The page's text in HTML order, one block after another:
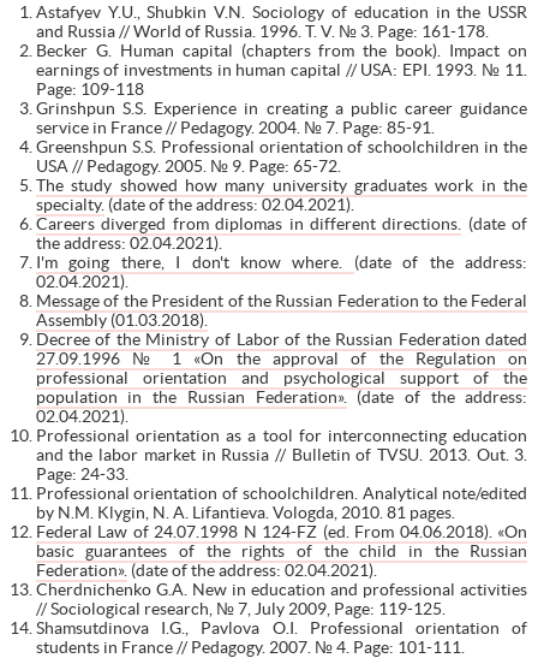
Astafyev Y.U., Shubkin V.N. Sociology of education in the USSR
and Russia // World of Russia. 1996. T. V. № 3. Page: 161-178.
Becker G. Human capital (chapters from the book). Impact on
earnings of investments in human capital // USA: EPI. 1993. № 11.
Page: 109-118
Grinshpun S.S. Experience in creating a public career guidance
service in France // Pedagogy. 2004. № 7. Page: 85-91.
Greenshpun S.S. Professional orientation of schoolchildren in the
USA // Pedagogy. 2005. № 9. Page: 65-72.
The study showed how many university graduates work in the
specialty. (date of the address: 02.04.2021).
Careers diverged from diplomas in different directions.
(date of
the address: 02.04.2021).
I'm going there, I don't know where. (date of the address:
02.04.2021).
Message of the President of the Russian Federation to the Federal
Assembly (01.03.2018).
Decree of the Ministry of Labor of the Russian Federation dated
27.09.1996 № 1 «On the approval of the Regulation on
professional orientation and psychological support of the
population in the Russian Federation». (date of the address:
02.04.2021).
Professional orientation as a tool for interconnecting education
and the labor market in Russia // Bulletin of TVSU. 2013. Out. 3.
Page: 24-33.
Professional orientation of schoolchildren. Analytical note/edited
by N.M. Klygin, N. A. Lifantieva. Vologda, 2010. 81 pages.
Federal Law of 24.07.1998 N 124-FZ (ed. From 04.06.2018). «On
basic guarantees of the rights of the child in the Russian
Federation». (date of the address: 02.04.2021).
Cherdnichenko G.A. New in education and professional activities
// Sociological research, № 7, July 2009, Page: 119-125.
Shamsutdinova I.G., Pavlova O.I. Professional orientation of
students in France // Pedagogy. 2007. № 4. Page: 101-111.